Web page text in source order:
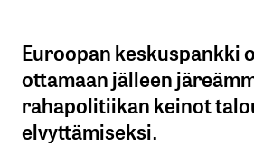
Euroopan keskuspankki
ottamaan jälleen
rahapolitiikan keinot
elvyttämiseksi.